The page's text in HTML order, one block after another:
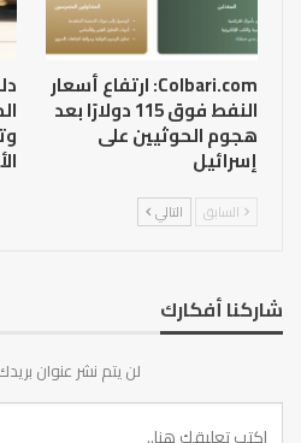
Colbari.com: ارتفاع أسعار
النفط فوق 115 دولارًا بعد
هجوم الحوثيين على
إسرائيل
السابق التالي
شاركنا أفكارك
لن يتم نشر عنوان